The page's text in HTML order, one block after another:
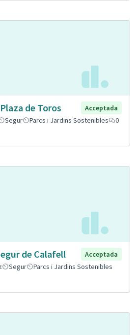
de Toros
Acceptada
Segur Parcs i Jardins Sostenibles
0
de Calafell
Acceptada
Segur
Parcs i Jardins Sostenibles